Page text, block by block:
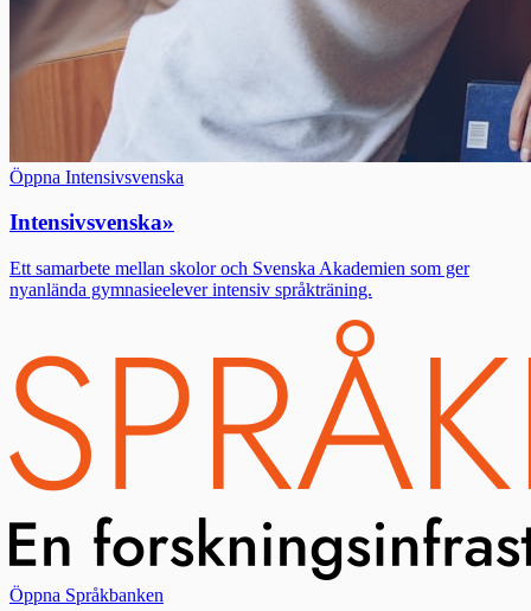
Öppna Intensivsvenska
Intensivsvenska»
Ett samarbete mellan skolor och Svenska Akademien som ger
nyanlända gymnasieelever intensiv språkträning.
Öppna Språkbanken